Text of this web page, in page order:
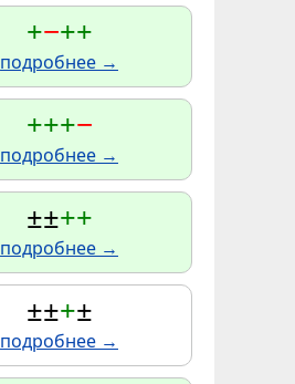
+−++
подробнее →
+++−
подробнее →
±±++
подробнее →
±±+±
подробнее →